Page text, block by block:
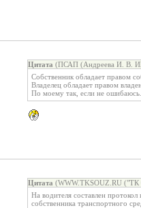
Цитата (ПСАП (Андреева И. В.
Собственник обладает правом
Владелец обладает правом
По моему так, если не ошибаюсь.
Цитата (WWW.TKSOUZ.RU
На водителя составлен
собственника транспортного